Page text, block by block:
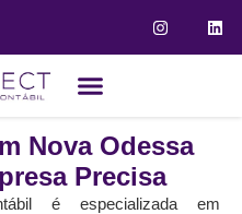
Nova Odessa
Precisa
é especializada em